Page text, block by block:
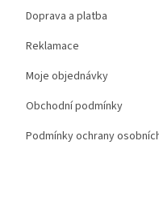
Doprava a platba
Reklamace
Moje objednávky
Obchodní podmínky
Podmínky ochrany